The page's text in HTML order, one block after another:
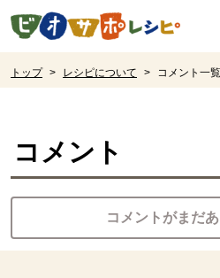
ページの先頭です。
トップ > レシピについて > コメント一覧
コメント
コメントがまだあ